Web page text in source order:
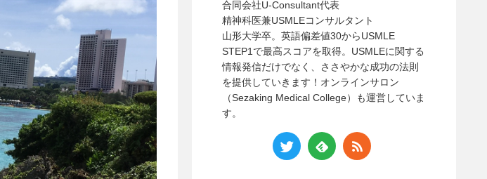
合同会社U-Consultant代表
精神科医兼USMLEコンサルタント
山形大学卒。英語偏差値30からUSMLE
STEP1で最高スコアを取得。USMLEに関する
情報発信だけでなく、ささやかな成功の法則
を提供していきます！オンラインサロン
（Sezaking Medical College）も運営していま
す。